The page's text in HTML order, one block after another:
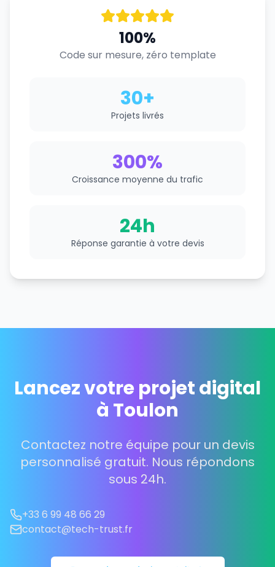
100%
Code sur mesure, zéro template
30+
Projets livrés
300%
Croissance moyenne du trafic
24h
Réponse garantie à votre devis
Lancez votre projet digital
à Toulon
Contactez notre équipe pour un devis
personnalisé gratuit. Nous répondons
sous 24h.
+33 6 99 48 66 29
contact@tech-trust.fr